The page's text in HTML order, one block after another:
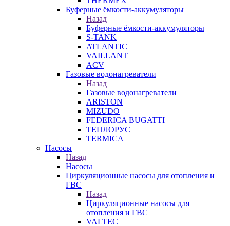
Буферные ёмкости-аккумуляторы
Назад
Буферные ёмкости-аккумуляторы
S-TANK
ATLANTIC
VAILLANT
ACV
Газовые водонагреватели
Назад
Газовые водонагреватели
ARISTON
MIZUDO
FEDERICA BUGATTI
ТЕПЛОРУС
TERMICA
Насосы
Назад
Насосы
Циркуляционные насосы для отопления и
ГВС
Назад
Циркуляционные насосы для
отопления и ГВС
VALTEC